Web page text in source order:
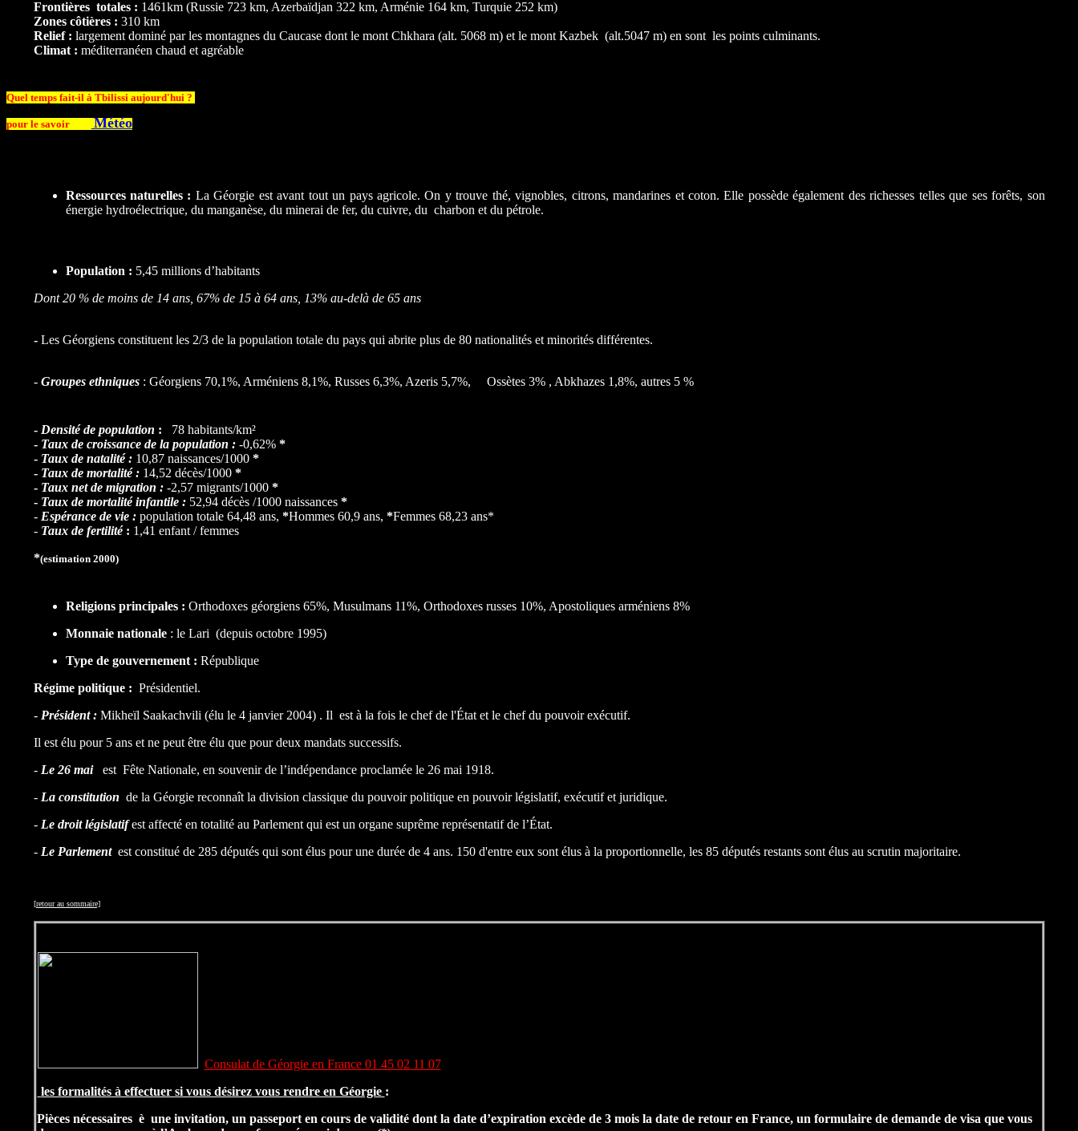
Frontières totales : 1461km (Russie 723 km, Azerbaïdjan 322 km, Arménie 164 km, Turquie 252 km)
Zones côtières : 310 km
Relief : largement dominé par les montagnes du Caucase dont le mont Chkhara (alt. 5068 m) et le mont Kazbek (alt.5047 m) en sont les points culminants.
Climat : méditerranéen chaud et agréable
Quel temps fait-il à Tbilissi aujourd'hui ?
pour le savoir Météo
Ressources naturelles : La Géorgie est avant tout un pays agricole. On y trouve thé, vignobles, citrons, mandarines et coton. Elle possède également des richesses telles que ses forêts, son
énergie hydroélectrique, du manganèse, du minerai de fer, du cuivre, du charbon et du pétrole.
Population : 5,45 millions d’habitants
Dont 20 % de moins de 14 ans, 67% de 15 à 64 ans, 13% au-delà de 65 ans
- Les Géorgiens constituent les 2/3 de la population totale du pays qui abrite plus de 80 nationalités et minorités différentes.
- Groupes ethniques : Géorgiens 70,1%, Arméniens 8,1%, Russes 6,3%, Azeris 5,7%, Ossètes 3% , Abkhazes 1,8%, autres 5 %
- Densité de population : 78 habitants/km²
- Taux de croissance de la population :-0,62% *
- Taux de natalité : 10,87 naissances/1000 *
- Taux de mortalité :14,52 décès/1000 *
- Taux net de migration : -2,57 migrants/1000 *
- Taux de mortalité infantile : 52,94 décès /1000 naissances *
- Espérance de vie : population totale 64,48 ans, *Hommes 60,9 ans, *Femmes 68,23 ans*
- Taux de fertilité : 1,41 enfant / femmes
*(estimation 2000)
Religions principales : Orthodoxes géorgiens 65%, Musulmans 11%, Orthodoxes russes 10%, Apostoliques arméniens 8%
Monnaie nationale : le Lari (depuis octobre 1995)
Type de gouvernement : République
Régime politique : Présidentiel.
- Président : Mikheïl Saakachvili (élu le 4 janvier 2004) . Il est à la fois le chef de l'État et le chef du pouvoir exécutif.
Il est élu pour 5 ans et ne peut être élu que pour deux mandats successifs.
- Le 26 maiest Fête Nationale, en souvenir de l’indépendance proclamée le 26 mai 1918.
-La constitution de la Géorgie reconnaît la division classique du pouvoir politique en pouvoir législatif, exécutif et juridique.
- Le droit législatifest affecté en totalité au Parlement qui est un organe suprême représentatif de l’État.
- Le Parlementest constitué de 285 députés qui sont élus pour une durée de 4 ans. 150 d'entre eux sont élus à la proportionnelle, les 85 députés restants sont élus au scrutin majoritaire.
[retour au sommaire]
Consulat de Géorgie en France 01 45 02 11 07
les formalités à effectuer si vous désirez vous rendre en Géorgie :
Pièces nécessaires è une invitation, un passeport en cours de validité dont la date d’expiration excède de 3 mois la date de retour en France, un formulaire de demande de visa que vous